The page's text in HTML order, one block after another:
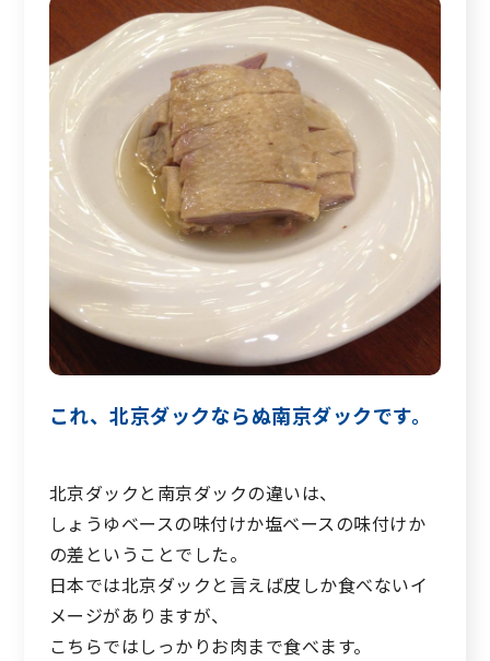
これ、北京ダックならぬ南京ダックです。
北京ダックと南京ダックの違いは、
しょうゆベースの味付けか塩ベースの味付けか
の差ということでした。
日本では北京ダックと言えば皮しか食べないイ
メージがありますが、
こちらではしっかりお肉まで食べます。